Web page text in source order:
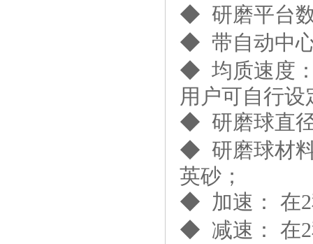
◆ 研磨平台
◆ 带自动中
◆ 均质速度
用户可自行设
◆ 研磨球直径
◆ 研磨球材
英砂；
◆ 加速： 在2
◆ 减速： 在2